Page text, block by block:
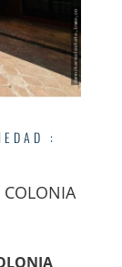
:
COLONIA